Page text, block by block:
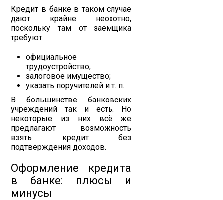
Кредит в банке в таком случае
дают крайне неохотно,
поскольку там от заёмщика
требуют:
официальное
трудоустройство;
залоговое имущество;
указать поручителей и т. п.
В большинстве банковских
учреждений так и есть. Но
некоторые из них всё же
предлагают возможность
взять кредит без
подтверждения доходов.
Оформление кредита
в банке: плюсы и
минусы